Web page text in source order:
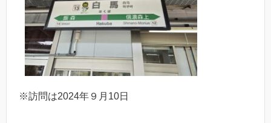
※訪問は2024年９月10日